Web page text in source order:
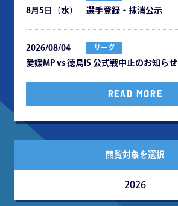
8月5日（水） 選手登録・抹消公示
2026/08/04 リーグ
愛媛MP vs 徳島IS 公式戦中⽌のお知らせ
READ MORE
閲覧対象を選択
2026